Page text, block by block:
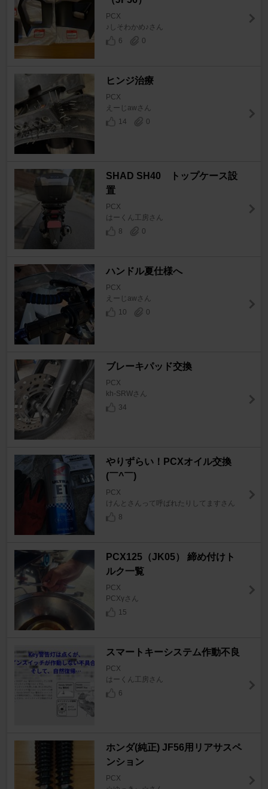
PCX
♪しそわかめ♪さん
6
0
ヒンジ治療
PCX
えーじawさん
14
0
SHAD SH40 トップケース設
置
PCX
はーくん工房さん
8
0
ハンドル夏仕様へ
PCX
えーじawさん
10
0
ブレーキパッド交換
PCX
kh-SRWさん
34
やりずらい！PCXオイル交換
(￣^￣)ゞ
PCX
けんとさんって呼ばれたりしてますさん
8
PCX125（JK05） 締め付けト
ルク一覧
PCX
PCXγさん
15
スマートキーシステム作動不良
PCX
はーくん工房さん
6
ホンダ(純正) JF56用リアサスペ
ンション
PCX